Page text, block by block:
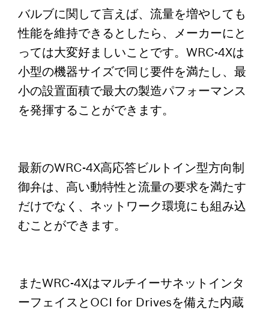
バルブに関して言えば、流量を増やしても
性能を維持できるとしたら、メーカーにと
っては大変好ましいことです。WRC-4Xは
小型の機器サイズで同じ要件を満たし、最
小の設置面積で最大の製造パフォーマンス
を発揮することができます。
最新のWRC-4X高応答ビルトイン型方向制
御弁は、高い動特性と流量の要求を満たす
だけでなく、ネットワーク環境にも組み込
むことができます。
またWRC-4Xはマルチイーサネットインタ
ーフェイスとOCI for Drivesを備えた内蔵